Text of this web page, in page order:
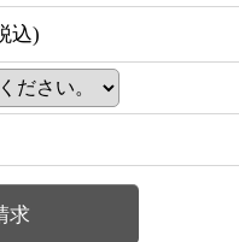
込)
求